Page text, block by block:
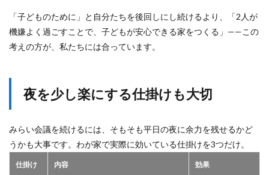
「子どものために」と自分たちを後回しにし続けるより、「2人が
機嫌よく過ごすことで、子どもが安心できる家をつくる」——この
考えの方が、私たちには合っています。
夜を少し楽にする仕掛けも大切
みらい会議を続けるには、そもそも平日の夜に余力を残せるかど
うかも大事です。わが家で実際に効いている仕掛けを3つだけ。
仕掛け 内容 効果